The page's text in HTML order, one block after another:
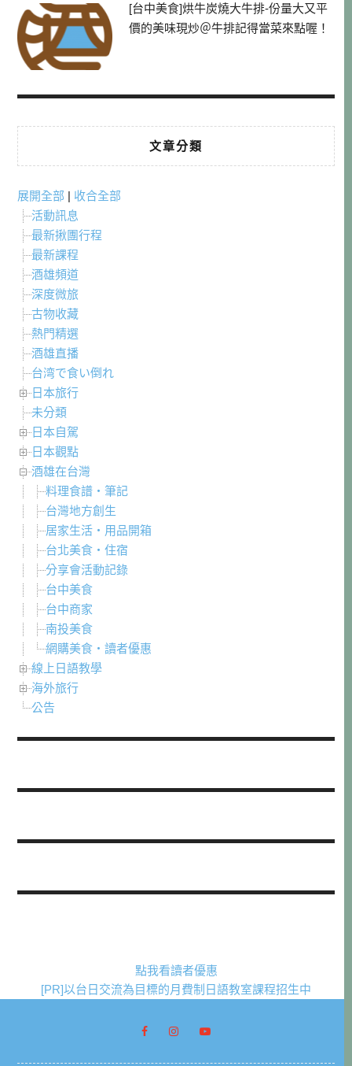
[台中美食]烘牛炭燒大牛排-份量大又平
價的美味現炒＠牛排記得當菜來點喔！
文章分類
展開全部 | 收合全部
活動訊息
最新揪團行程
最新課程
酒雄頻道
深度微旅
古物收藏
熱門精選
酒雄直播
台湾で食い倒れ
日本旅行
未分類
日本自駕
日本觀點
酒雄在台灣
料理食譜・筆記
台灣地方創生
居家生活・用品開箱
台北美食・住宿
分享會活動記錄
台中美食
台中商家
南投美食
網購美食・讀者優惠
線上日語教學
海外旅行
公告
點我看讀者優惠
[PR]以台日交流為目標的月費制日語教室課程招生中